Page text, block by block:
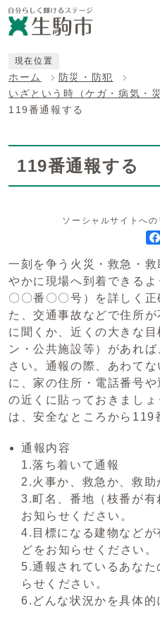
現在位置
ホーム
防災・防犯
いざという時（ケガ・病気・災
119番通報する
119番通報する
ソーシャルサイトへ
一刻を争う火災・救急・
やかに現場へ到着できる
〇〇番〇〇号）を詳しく
た、交通事故などで住所
に聞くか、近くの大きな
ン・公共施設等）があれ
さい。通報の際、あわて
に、家の住所・電話番号
の近くに貼っておきまし
は、安全なところから119
通報内容
1.落ち着いて通報
2.火事か、救急か、救助
3.町名、番地（枝番が
お知らせください。
4.目標になる建物など
どをお知らせください。
5.通報されているあな
らせください。
6.どんな状況かを具体的